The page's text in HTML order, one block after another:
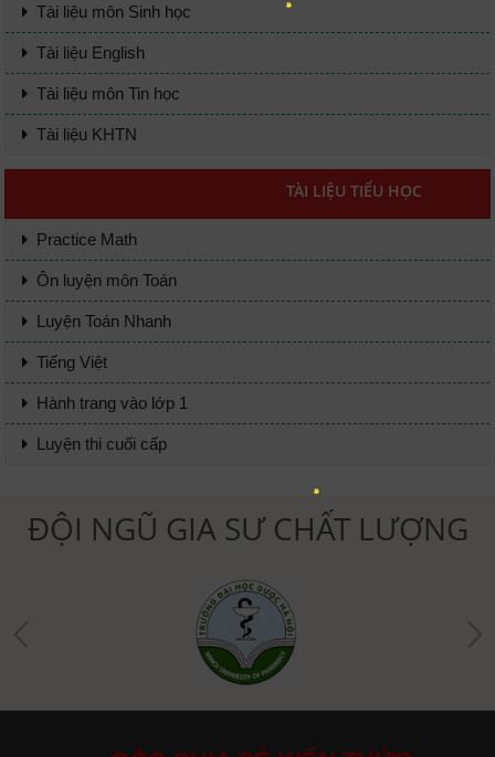
Tài liệu môn Sinh học
Tài liệu English
Tài liệu môn Tin học
Tài liệu KHTN
TÀI LIỆU TIỂU HỌC
Practice Math
Ôn luyện môn Toán
Luyện Toán Nhanh
Tiếng Việt
Hành trang vào lớp 1
Luyện thi cuối cấp
ĐỘI NGŨ GIA SƯ CHẤT LƯỢNG